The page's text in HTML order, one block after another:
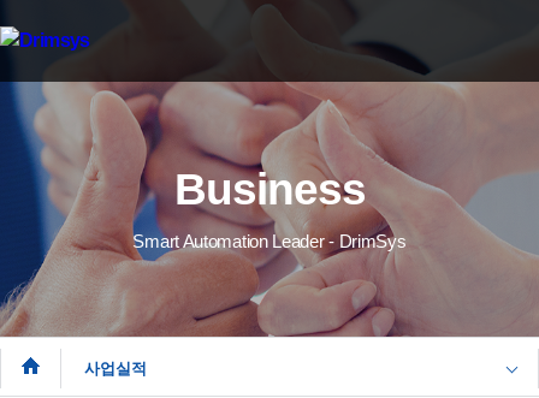
Business
Smart Automation Leader - DrimSys
사업실적